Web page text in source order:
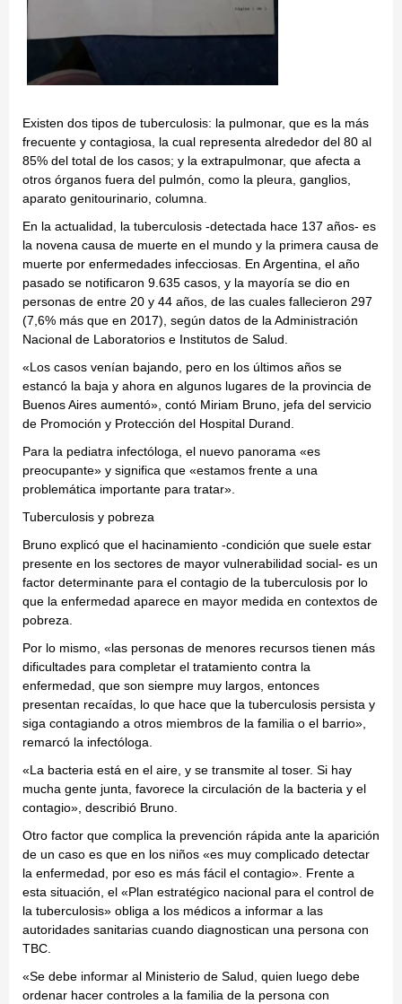
Existen dos tipos de tuberculosis: la pulmonar, que es la más
frecuente y contagiosa, la cual representa alrededor del 80 al
85% del total de los casos; y la extrapulmonar, que afecta a
otros órganos fuera del pulmón, como la pleura, ganglios,
aparato genitourinario, columna.
En la actualidad, la tuberculosis -detectada hace 137 años- es
la novena causa de muerte en el mundo y la primera causa de
muerte por enfermedades infecciosas. En Argentina, el año
pasado se notificaron 9.635 casos, y la mayoría se dio en
personas de entre 20 y 44 años, de las cuales fallecieron 297
(7,6% más que en 2017), según datos de la Administración
Nacional de Laboratorios e Institutos de Salud.
«Los casos venían bajando, pero en los últimos años se
estancó la baja y ahora en algunos lugares de la provincia de
Buenos Aires aumentó», contó Miriam Bruno, jefa del servicio
de Promoción y Protección del Hospital Durand.
Para la pediatra infectóloga, el nuevo panorama «es
preocupante» y significa que «estamos frente a una
problemática importante para tratar».
Tuberculosis y pobreza
Bruno explicó que el hacinamiento -condición que suele estar
presente en los sectores de mayor vulnerabilidad social- es un
factor determinante para el contagio de la tuberculosis por lo
que la enfermedad aparece en mayor medida en contextos de
pobreza.
Por lo mismo, «las personas de menores recursos tienen más
dificultades para completar el tratamiento contra la
enfermedad, que son siempre muy largos, entonces
presentan recaídas, lo que hace que la tuberculosis persista y
siga contagiando a otros miembros de la familia o el barrio»,
remarcó la infectóloga.
«La bacteria está en el aire, y se transmite al toser. Si hay
mucha gente junta, favorece la circulación de la bacteria y el
contagio», describió Bruno.
Otro factor que complica la prevención rápida ante la aparición
de un caso es que en los niños «es muy complicado detectar
la enfermedad, por eso es más fácil el contagio». Frente a
esta situación, el «Plan estratégico nacional para el control de
la tuberculosis» obliga a los médicos a informar a las
autoridades sanitarias cuando diagnostican una persona con
TBC.
«Se debe informar al Ministerio de Salud, quien luego debe
ordenar hacer controles a la familia de la persona con